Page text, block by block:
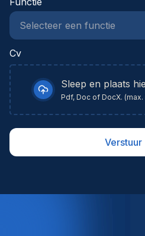
Cv
Sleep en plaats
Pdf, Doc of DocX. (max.
Verstuur